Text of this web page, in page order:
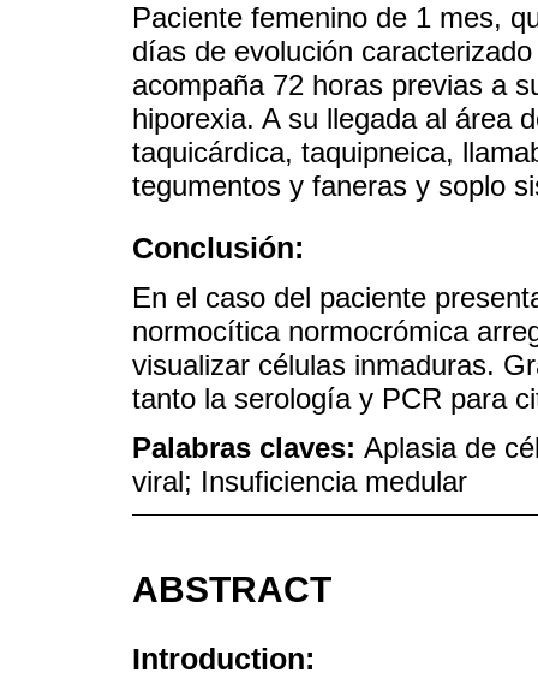
Paciente femenino de 1 mes,
días de evolución
acompaña 72 horas previas a
hiporexia. A su llegada al área
taquicárdica, taquipneica,
tegumentos y faneras y soplo
Conclusión:
En el caso del paciente
normocítica normocrómica
visualizar células inmaduras.
tanto la serología y PCR para
Palabras claves: Aplasia de
viral; Insuficiencia medular
ABSTRACT
Introduction: